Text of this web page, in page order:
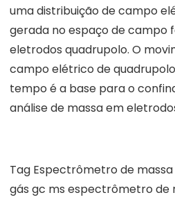
uma distribuição de campo
gerada no espaço de campo
eletrodos quadrupolo. O
campo elétrico de
tempo é a base para o
análise de massa em
Tag Espectrômetro de
gás gc ms espectrômetro de